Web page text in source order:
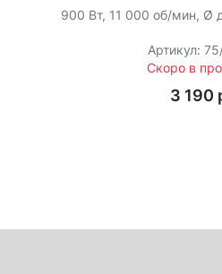
900 Вт, 11 000 об/мин, Ø
Артикул:
Скоро в
3 190